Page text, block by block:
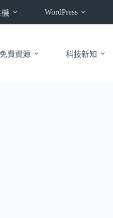
WordPress
免費資源 科技新知